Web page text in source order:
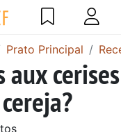
Prato Principal
aux